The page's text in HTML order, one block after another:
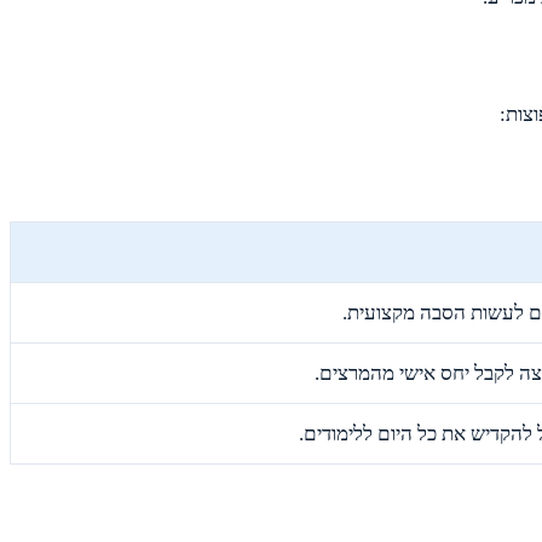
לעשות הסבה מקצועית.
לקבל יחס אישי מהמרצים.
להקדיש את כל היום ללימודים.